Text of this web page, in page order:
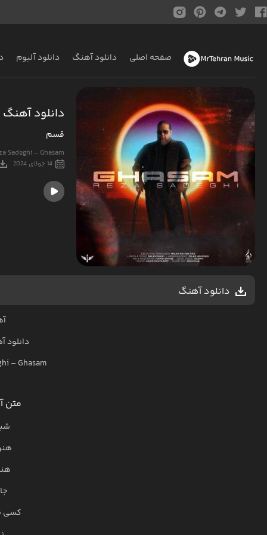
صفحه اصلی دانلود آهنگ دانلود آلبوم
دانلود
قسم
Sadeghi - Ghasam
14 جولای 2024
دانلود آهنگ
دانلود
–Ghasam
متن
کسی